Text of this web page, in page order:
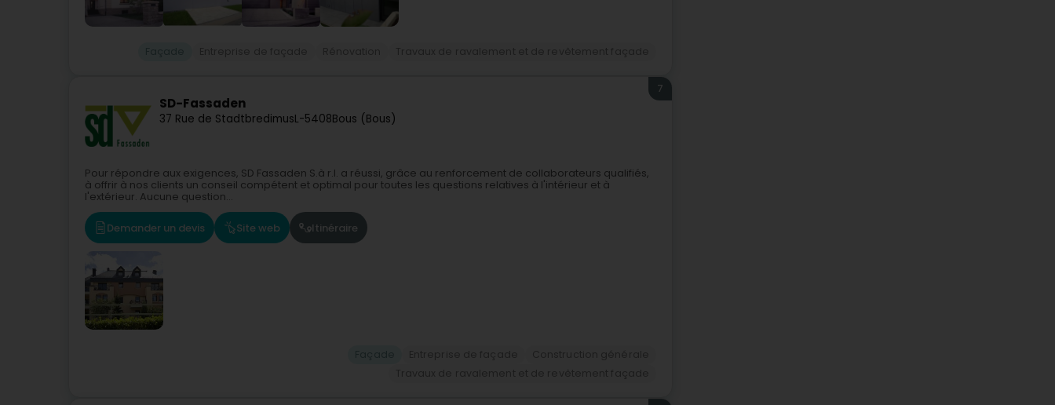
SD-Fassaden
37 Rue de StadtbredimusL-5408Bous (Bous)
7
Pour répondre aux exigences, SD Fassaden S.à r.l. a réussi, grâce au renforcement de collaborateurs qualifiés,
à offrir à nos clients un conseil compétent et optimal pour toutes les questions relatives à l'intérieur et à
l'extérieur. Aucune question...
Demander un devis Site web Itinéraire